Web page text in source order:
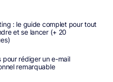
: le guide complet pour tout
et se lancer (+ 20
pour rédiger un e-mail
remarquable